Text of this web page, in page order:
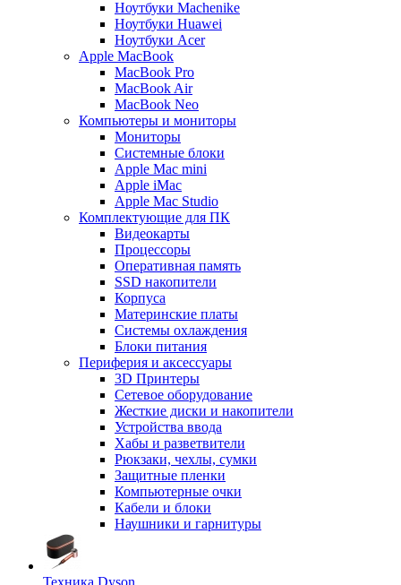
Ноутбуки Machenike
Ноутбуки Huawei
Ноутбуки Acer
Apple MacBook
MacBook Pro
MacBook Air
MacBook Neo
Компьютеры и мониторы
Мониторы
Системные блоки
Apple Mac mini
Apple iMac
Apple Mac Studio
Комплектующие для ПК
Видеокарты
Процессоры
Оперативная память
SSD накопители
Корпуса
Материнские платы
Системы охлаждения
Блоки питания
Периферия и аксессуары
3D Принтеры
Сетевое оборудование
Жесткие диски и накопители
Устройства ввода
Хабы и разветвители
Рюкзаки, чехлы, сумки
Защитные пленки
Компьютерные очки
Кабели и блоки
Наушники и гарнитуры
Техника Dyson